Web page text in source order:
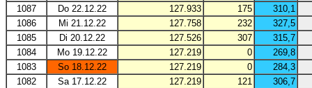
1087
Do 22.12.22 127.933 175
310,1
1086
Mi 21.12.22 127.758 232
327,5
1085
Di 20.12.22 127.526 307
315,7
1084
Mo 19.12.22 127.219 0
269,8
1083
So 18.12.22 127.219 0
284,3
1082
Sa 17.12.22 127.219 121
306,7